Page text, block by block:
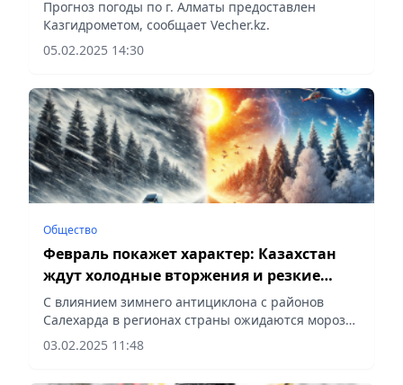
Прогноз погоды по г. Алматы предоставлен
Казгидрометом, сообщает Vecher.kz.
05.02.2025 14:30
Общество
Февраль покажет характер: Казахстан
ждут холодные вторжения и резкие
оттепели
С влиянием зимнего антициклона с районов
Салехарда в регионах страны ожидаются морозы
до минус 35 градусов
03.02.2025 11:48